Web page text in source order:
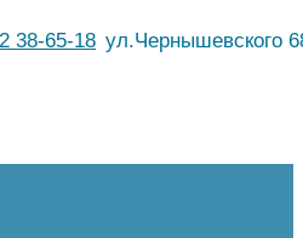
38-65-18 ул.Чернышевского